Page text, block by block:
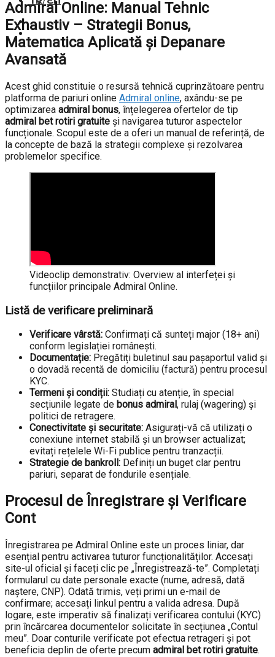
Admiral Online: Manual Tehnic
Exhaustiv – Strategii Bonus,
Matematica Aplicată și Depanare
Avansată
Acest ghid constituie o resursă tehnică cuprinzătoare pentru
platforma de pariuri online Admiral online, axându-se pe
optimizarea admiral bonus, înțelegerea ofertelor de tip
admiral bet rotiri gratuite și navigarea tuturor aspectelor
funcționale. Scopul este de a oferi un manual de referință, de
la concepte de bază la strategii complexe și rezolvarea
problemelor specifice.
Videoclip demonstrativ: Overview al interfeței și
funcțiilor principale Admiral Online.
Listă de verificare preliminară
Verificare vârstă: Confirmați că sunteți major (18+ ani)
conform legislației românești.
Documentație: Pregătiți buletinul sau pașaportul valid și
o dovadă recentă de domiciliu (factură) pentru procesul
KYC.
Termeni și condiții: Studiați cu atenție, în special
secțiunile legate de bonus admiral , rulaj (wagering) și
politici de retragere.
Conectivitate și securitate: Asigurați-vă că utilizați o
conexiune internet stabilă și un browser actualizat;
evitați rețelele Wi-Fi publice pentru tranzacții.
Strategie de bankroll: Definiți un buget clar pentru
pariuri, separat de fondurile esențiale.
Procesul de Înregistrare și Verificare
Cont
Înregistrarea pe Admiral Online este un proces liniar, dar
esențial pentru activarea tuturor funcționalităților. Accesați
site-ul oficial și faceți clic pe „Înregistrează-te”. Completați
formularul cu date personale exacte (nume, adresă, dată
naștere, CNP). Odată trimis, veți primi un e-mail de
confirmare; accesați linkul pentru a valida adresa. După
logare, este imperativ să finalizați verificarea contului (KYC)
prin încărcarea documentelor solicitate în secțiunea „Contul
meu”. Doar conturile verificate pot efectua retrageri și pot
beneficia deplin de oferte precum admiral bet rotiri gratuite.